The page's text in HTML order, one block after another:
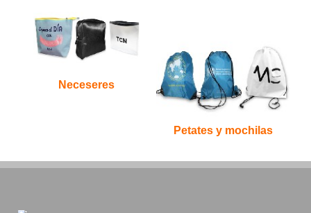
Neceseres
Petates y mochilas